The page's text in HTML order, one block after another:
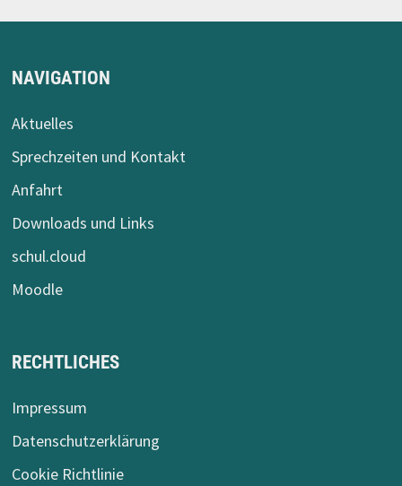
NAVIGATION
Aktuelles
Sprechzeiten und Kontakt
Anfahrt
Downloads und Links
schul.cloud
Moodle
RECHTLICHES
Impressum
Datenschutzerklärung
Cookie Richtlinie